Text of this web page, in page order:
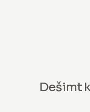
Dešimt